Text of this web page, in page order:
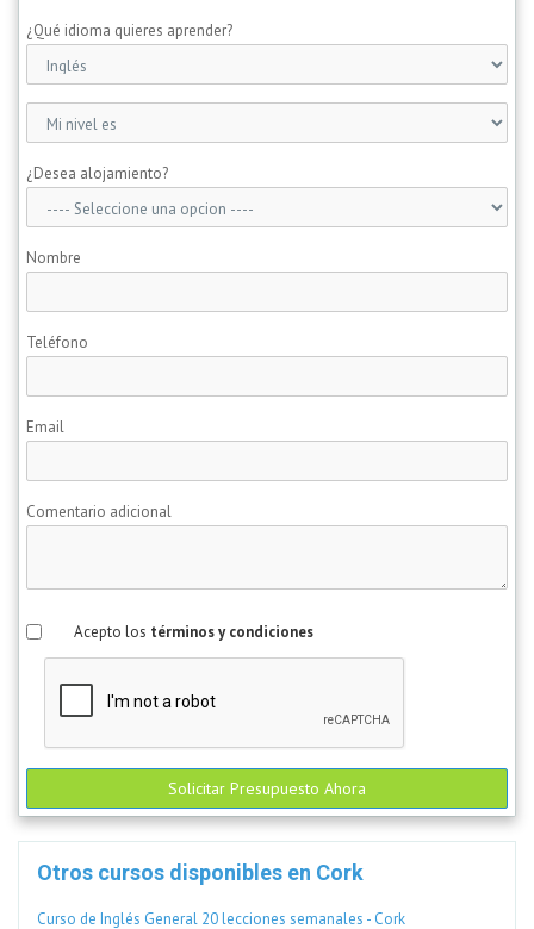
¿Qué idioma quieres aprender?
¿Desea alojamiento?
Nombre
Teléfono
Email
Comentario adicional
Acepto los términos y condiciones
Solicitar Presupuesto Ahora
Otros cursos disponibles en Cork
Curso de Inglés General 20 lecciones semanales - Cork